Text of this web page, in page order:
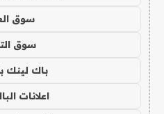
سوق
سوق
باك لينك
اعلانات